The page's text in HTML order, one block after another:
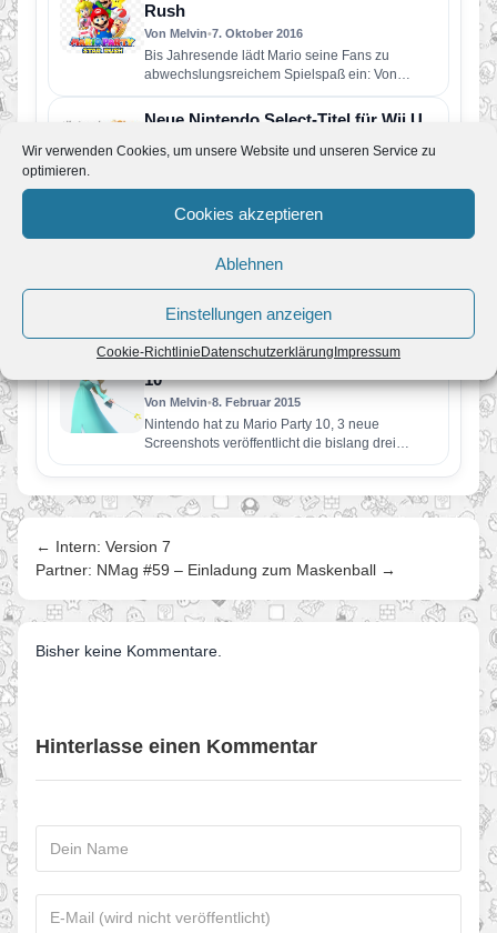
Wir verwenden Cookies, um unsere Website und unseren Service zu
optimieren.
Cookies akzeptieren
Ablehnen
Einstellungen anzeigen
Cookie-Richtlinie Datenschutzerklärung Impressum
Rush
Von Melvin•7. Oktober 2016
Bis Jahresende lädt Mario seine Fans zu
abwechslungsreichem Spielspaß ein: Von
Klassiker bis Smartphone-Spiel ist alles dabei
Super…
Neue Nintendo Select-Titel für Wii U
gamescom 2016 – Neuheiten für Wii U
16. August 2016
Hier einige Nintendo-Highlights zur gamescom:
Das Finale des Splatoon Showdowns von ESL,
Drei neue Minispiele aus Mario Party
10
Von Melvin•8. Februar 2015
Nintendo hat zu Mario Party 10, 3 neue
Screenshots veröffentlicht die bislang drei
unbekannte Minigames zeigen. Eines davon…
← Intern: Version 7
Partner: NMag #59 – Einladung zum Maskenball →
Bisher keine Kommentare.
Hinterlasse einen Kommentar